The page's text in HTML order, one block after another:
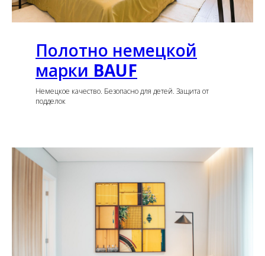
Полотно немецкой
марки BAUF
Немецкое качество. Безопасно для детей. Защита от
подделок